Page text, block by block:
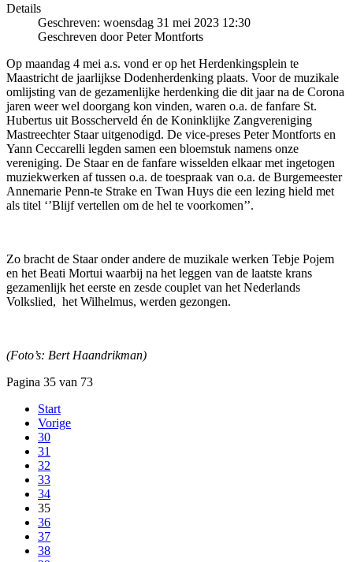
Details
Geschreven: woensdag 31 mei 2023 12:30
Geschreven door Peter Montforts
Op maandag 4 mei a.s. vond er op het Herdenkingsplein te
Maastricht de jaarlijkse Dodenherdenking plaats. Voor de muzikale
omlijsting van de gezamenlijke herdenking die dit jaar na de Corona
jaren weer wel doorgang kon vinden, waren o.a. de fanfare St.
Hubertus uit Bosscherveld én de Koninklijke Zangvereniging
Mastreechter Staar uitgenodigd. De vice-preses Peter Montforts en
Yann Ceccarelli legden samen een bloemstuk namens onze
vereniging. De Staar en de fanfare wisselden elkaar met ingetogen
muziekwerken af tussen o.a. de toespraak van o.a. de Burgemeester
Annemarie Penn-te Strake en Twan Huys die een lezing hield met
als titel ‘’Blijf vertellen om de hel te voorkomen’’.
Zo bracht de Staar onder andere de muzikale werken Tebje Pojem
en het Beati Mortui waarbij na het leggen van de laatste krans
gezamenlijk het eerste en zesde couplet van het Nederlands
Volkslied, het Wilhelmus, werden gezongen.
(Foto’s: Bert Haandrikman)
Pagina 35 van 73
Start
Vorige
30
31
32
33
34
35
36
37
38